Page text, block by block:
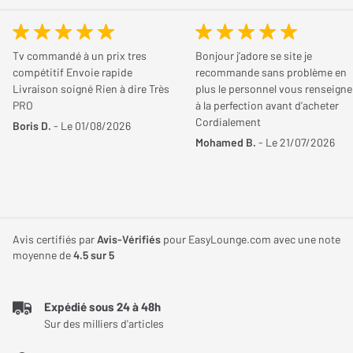
Flexibilité et connectivité au service de la
permettant une lecture optimale de vos vinyles. Vous pouvez
aussi rajouter le module
connecteurs XLR et RCA, facilitent son intégration dans tout
système audio de haute fidélité. La présence d'une sortie
subwoofer et d'une sortie casque de grande qualité enrichit
Tv commandé à un prix tres
compétitif Envoie rapide
Livraison soigné Rien à dire Très
PRO
Boris D. - Le 01/08/2026
Bonjour j’adore se site je
recommande sans problème en
plus le personnel vous renseigne
à la perfection avant d’acheter
Cordialement
Mohamed B. - Le 21/07/2026
Avis certifiés parAvis-Vérifiés pour EasyLounge.com avec une note
moyenne de4.5sur 5
Expédié sous 24 à 48h
Sur des milliers d'articles